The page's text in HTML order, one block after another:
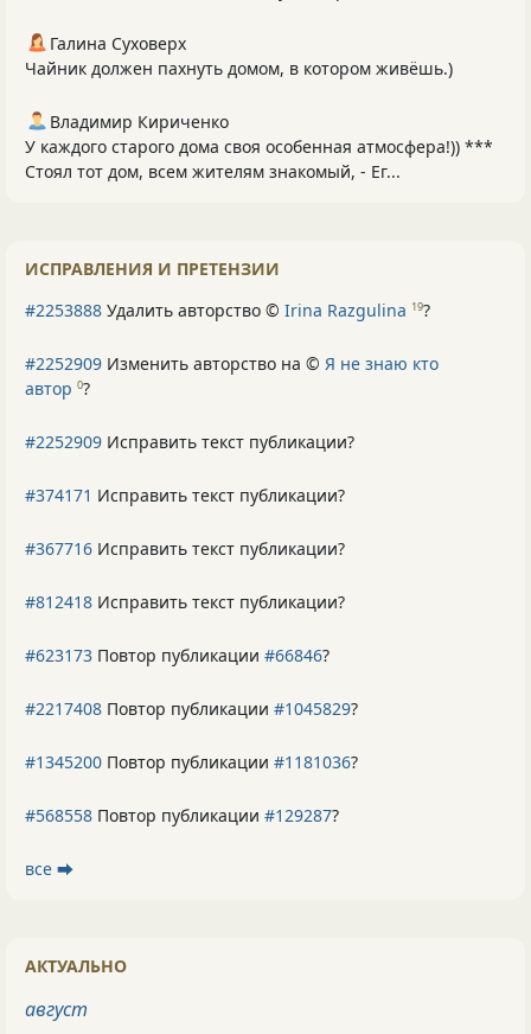
Галина Суховерх
Чайник должен пахнуть домом, в котором живёшь.)
Владимир Кириченко
У каждого старого дома своя особенная атмосфера!)) ***
Стоял тот дом, всем жителям знакомый, - Ег...
ИСПРАВЛЕНИЯ И ПРЕТЕНЗИИ
#2253888 Удалить авторство © Irina Razgulina 19?
#2252909 Изменить авторство на © Я не знаю кто
автор 0?
#2252909 Исправить текст публикации?
#374171 Исправить текст публикации?
#367716 Исправить текст публикации?
#812418 Исправить текст публикации?
#623173 Повтор публикации #66846?
#2217408 Повтор публикации #1045829?
#1345200 Повтор публикации #1181036?
#568558 Повтор публикации #129287?
все ⮕
АКТУАЛЬНО
август